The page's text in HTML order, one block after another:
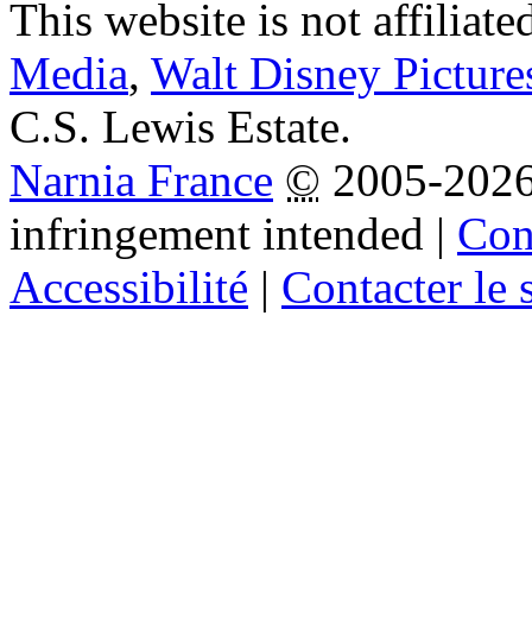
This website is not
Media, Walt Disney
C.S. Lewis Estate.
Narnia France © 2005-
infringement intended |
Accessibilité | Contacter le